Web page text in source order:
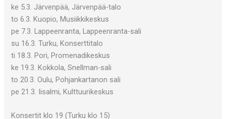
ke 5.3. Järvenpää, Järvenpää-talo
to 6.3. Kuopio, Musiikkikeskus
pe 7.3. Lappeenranta, Lappeenranta-sali
su 16.3. Turku, Konserttitalo
ti 18.3. Pori, Promenadikeskus
ke 19.3. Kokkola, Snellman-sali
to 20.3. Oulu, Pohjankartanon sali
pe 21.3. Iisalmi, Kulttuurikeskus
Konsertit klo 19 (Turku klo 15)